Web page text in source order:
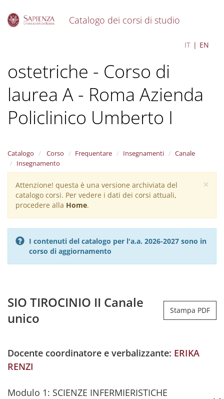
Catalogo dei corsi di studio
IT EN
Scienze infermieristiche e
ostetriche - Corso di
laurea A - Roma Azienda
Policlinico Umberto I
Catalogo Corso Frequentare Insegnamenti
Canale
Insegnamento
×
Warning
message
Attenzione! questa è una versione archiviata del
catalogo corsi. Per vedere i dati dei corsi attuali,
procedere alla Home.
I contenuti del catalogo per l'a.a. 2026-2027 sono in
corso di aggiornamento
SIO TIROCINIO II Canale
unico
Stampa PDF
Docente coordinatore e verbalizzante: ERIKA
RENZI
Modulo 1: SCIENZE INFERMIERISTICHE